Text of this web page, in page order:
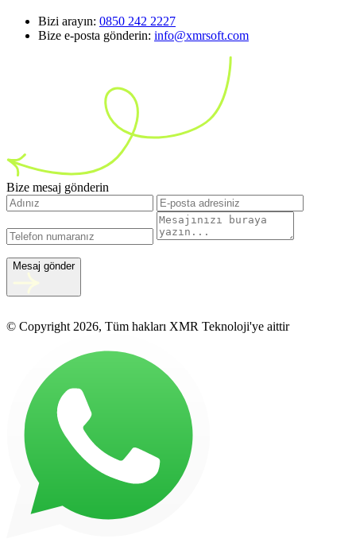
Bizi arayın: 0850 242 2227
Bize e-posta gönderin: info@xmrsoft.com
Bize mesaj gönderin
Mesaj gönder
© Copyright 2026, Tüm hakları XMR Teknoloji'ye aittir